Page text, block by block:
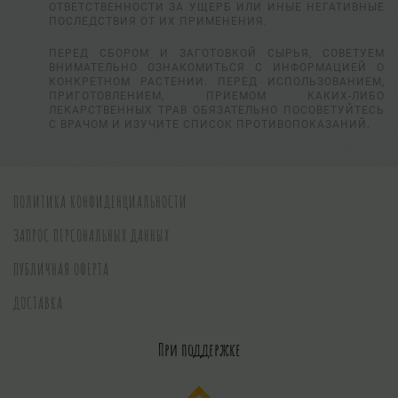
ОТВЕТСТВЕННОСТИ ЗА УЩЕРБ ИЛИ ИНЫЕ НЕГАТИВНЫЕ
ПОСЛЕДСТВИЯ ОТ ИХ ПРИМЕНЕНИЯ.
ПЕРЕД СБОРОМ И ЗАГОТОВКОЙ СЫРЬЯ, СОВЕТУЕМ
ВНИМАТЕЛЬНО ОЗНАКОМИТЬСЯ С ИНФОРМАЦИЕЙ О
КОНКРЕТНОМ РАСТЕНИИ. ПЕРЕД ИСПОЛЬЗОВАНИЕМ,
ПРИГОТОВЛЕНИЕМ, ПРИЕМОМ КАКИХ-ЛИБО
ЛЕКАРСТВЕННЫХ ТРАВ ОБЯЗАТЕЛЬНО ПОСОВЕТУЙТЕСЬ
С ВРАЧОМ И ИЗУЧИТЕ СПИСОК ПРОТИВОПОКАЗАНИЙ.
ПОЛИТИКА КОНФИДЕНЦИАЛЬНОСТИ
ЗАПРОС ПЕРСОНАЛЬНЫХ ДАННЫХ
ПУБЛИЧНАЯ ОФЕРТА
ДОСТАВКА
При поддержке